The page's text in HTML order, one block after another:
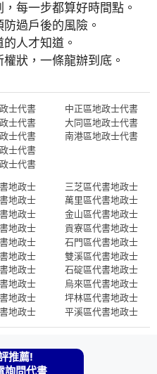
每一步都算好時間點。
過戶後的風險。
人才知道。
狀，一條龍辦到底。
士代書
士代書
士代書
士代書
士代書
中正區地政士代書
大同區地政士代書
南港區地政士代書
地政士
地政士
地政士
地政士
地政士
地政士
地政士
地政士
地政士
地政士
三芝區代書地政士
萬里區代書地政士
金山區代書地政士
貢寮區代書地政士
石門區代書地政士
雙溪區代書地政士
石碇區代書地政士
烏來區代書地政士
坪林區代書地政士
平溪區代書地政士
推薦!
詢問代書